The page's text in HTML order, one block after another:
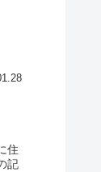
住
記